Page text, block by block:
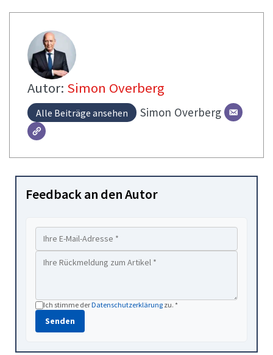
Autor: Simon Overberg
Alle Beiträge ansehen Simon Overberg
Feedback an den Autor
Ich stimme derDatenschutzerklärung zu. *
Senden